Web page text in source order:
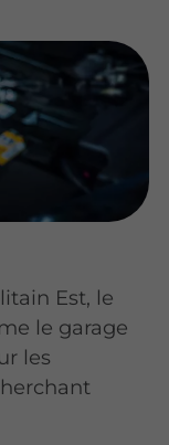
Est, le
le garage
les